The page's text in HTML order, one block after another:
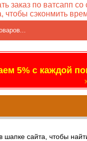
заказ по ватсапп со
чтобы сэконмить
5% с каждой
шапке сайта, чтобы